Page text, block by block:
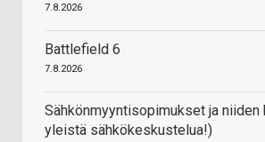
7.8.2026
Battlefield 6
7.8.2026
Sähkönmyyntisopimukset ja niiden
yleistä sähkökeskustelua!)